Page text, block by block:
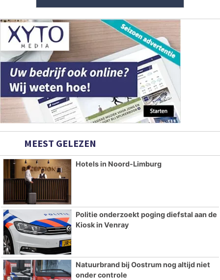
MEEST GELEZEN
Hotels in Noord-Limburg
Politie onderzoekt poging diefstal aan de
Kiosk in Venray
Natuurbrand bij Oostrum nog altijd niet
onder controle